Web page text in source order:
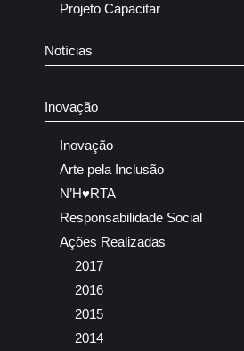
Projeto Capacitar
Notícias
Inovação
Inovação
Arte pela Inclusão
N’H♥RTA
Responsabilidade Social
Ações Realizadas
2017
2016
2015
2014